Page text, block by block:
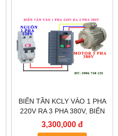
BIẾN TẦN KCLY VÀO 1 PHA
220V RA 3 PHA 380V, BIẾN
TẦN KCLY KOC600-
1R5GT3-B
3,300,000 đ